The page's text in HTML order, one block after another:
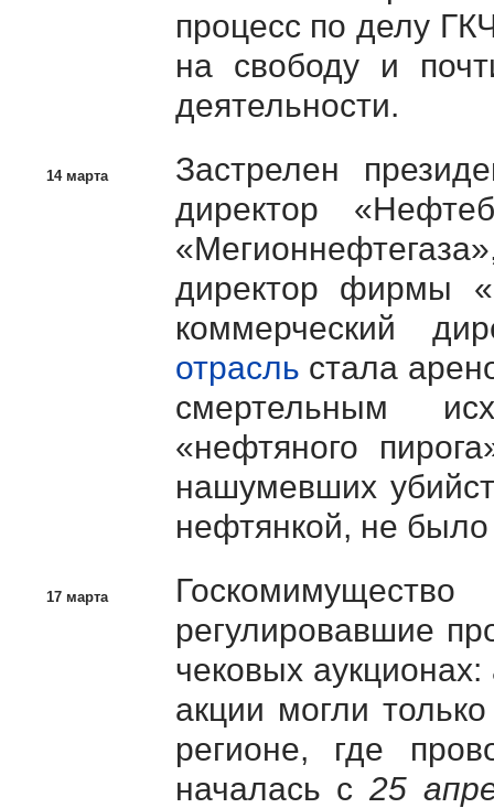
процесс по делу
на свободу и
деятельности.
14 марта
Застрелен
директор
директор фирмы
коммерческий
отрасль стала
смертельным
«нефтяного
нашумевших
нефтянкой, не
17 марта
регулировавшие
чековых
акции могли
регионе, где
началась с25